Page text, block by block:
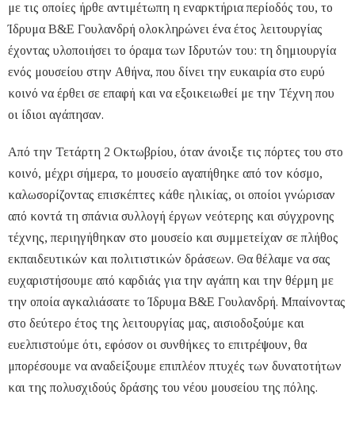
με τις οποίες ήρθε αντιμέτωπη η εναρκτήρια περίοδός του, το
Ίδρυμα Β&Ε Γουλανδρή ολοκληρώνει ένα έτος λειτουργίας
έχοντας υλοποιήσει το όραμα των Ιδρυτών του: τη δημιουργία
ενός μουσείου στην Αθήνα, που δίνει την ευκαιρία στο ευρύ
κοινό να έρθει σε επαφή και να εξοικειωθεί με την Τέχνη που
οι ίδιοι αγάπησαν.
Από την Τετάρτη 2 Οκτωβρίου, όταν άνοιξε τις πόρτες του στο
κοινό, μέχρι σήμερα, το μουσείο αγαπήθηκε από τον κόσμο,
καλωσορίζοντας επισκέπτες κάθε ηλικίας, οι οποίοι γνώρισαν
από κοντά τη σπάνια συλλογή έργων νεότερης και σύγχρονης
τέχνης, περιηγήθηκαν στο μουσείο και συμμετείχαν σε πλήθος
εκπαιδευτικών και πολιτιστικών δράσεων. Θα θέλαμε να σας
ευχαριστήσουμε από καρδιάς για την αγάπη και την θέρμη με
την οποία αγκαλιάσατε το Ίδρυμα Β&Ε Γουλανδρή. Μπαίνοντας
στο δεύτερο έτος της λειτουργίας μας, αισιοδοξούμε και
ευελπιστούμε ότι, εφόσον οι συνθήκες το επιτρέψουν, θα
μπορέσουμε να αναδείξουμε επιπλέον πτυχές των δυνατοτήτων
και της πολυσχιδούς δράσης του νέου μουσείου της πόλης.